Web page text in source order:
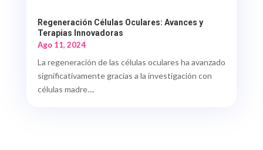
Regeneración Células Oculares: Avances y
Terapias Innovadoras
Ago 11, 2024
La regeneración de las células oculares ha avanzado
significativamente gracias a la investigación con
células madre....